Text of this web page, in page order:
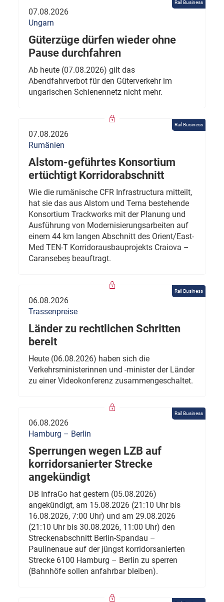
Rail Business
07.08.2026
Ungarn
Güterzüge dürfen wieder ohne
Pause durchfahren
Ab heute (07.08.2026) gilt das
Abendfahrverbot für den Güterverkehr im
ungarischen Schienennetz nicht mehr.
Rail Business
07.08.2026
Rumänien
Alstom-geführtes Konsortium
ertüchtigt Korridorabschnitt
Wie die rumänische CFR Infrastructura mitteilt,
hat sie das aus Alstom und Terna bestehende
Konsortium Trackworks mit der Planung und
Ausführung von Modernisierungsarbeiten auf
einem 44 km langen Abschnitt des Orient/East-
Med TEN-T Korridorausbauprojekts Craiova –
Caransebeș beauftragt.
Rail Business
06.08.2026
Trassenpreise
Länder zu rechtlichen Schritten
bereit
Heute (06.08.2026) haben sich die
Verkehrsministerinnen und -minister der Länder
zu einer Videokonferenz zusammengeschaltet.
Rail Business
06.08.2026
Hamburg – Berlin
Sperrungen wegen LZB auf
korridorsanierter Strecke
angekündigt
DB InfraGo hat gestern (05.08.2026)
angekündigt, am 15.08.2026 (21:10 Uhr bis
16.08.2026, 7:00 Uhr) und am 29.08.2026
(21:10 Uhr bis 30.08.2026, 11:00 Uhr) den
Streckenabschnitt Berlin-Spandau –
Paulinenaue auf der jüngst korridorsanierten
Strecke 6100 Hamburg – Berlin zu sperren
(Bahnhöfe sollen anfahrbar bleiben).